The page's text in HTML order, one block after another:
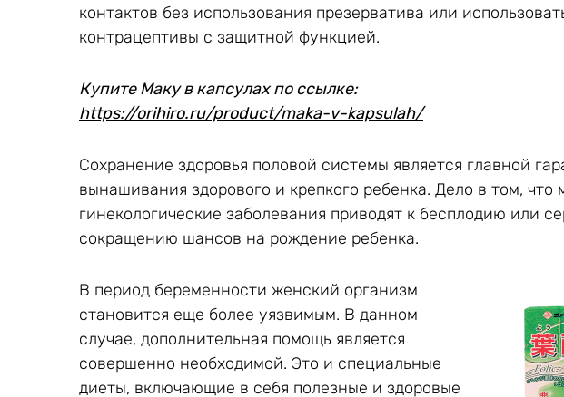
контактов без использования презерватива или
контрацептивы с защитной функцией.
Купите Маку в капсулах по ссылке:
https://orihiro.ru/product/maka-v-kapsulah/
Сохранение здоровья половой системы является главной
вынашивания здорового и крепкого ребенка. Дело в том, что
гинекологические заболевания приводят к бесплодию или
сокращению шансов на рождение ребенка.
В период беременности женский организм
становится еще более уязвимым. В данном
случае, дополнительная помощь является
совершенно необходимой. Это и специальные
диеты, включающие в себя полезные и здоровые